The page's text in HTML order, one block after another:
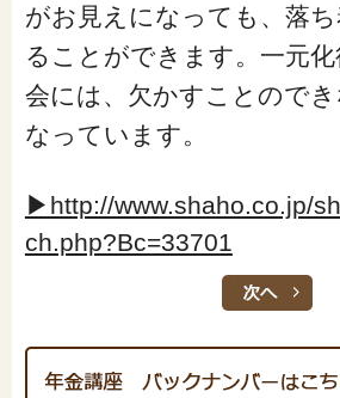
がお見えになっても、落
ることができます。一元
会には、欠かすことので
なっています。
▶http://www.shaho.co.jp/
ch.php?Bc=33701